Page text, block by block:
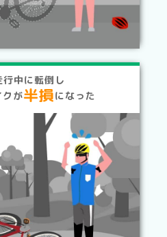
行中に転倒し
が半損になった